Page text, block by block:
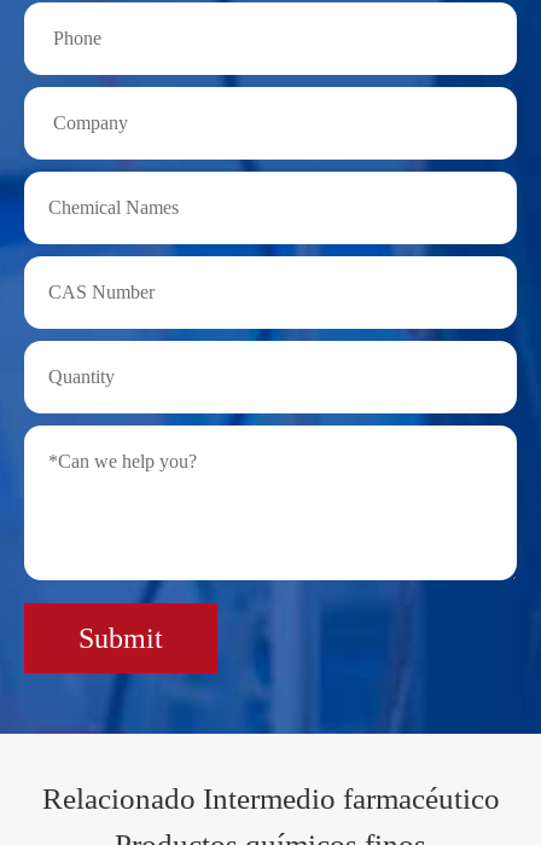
Submit
Relacionado Intermedio farmacéutico